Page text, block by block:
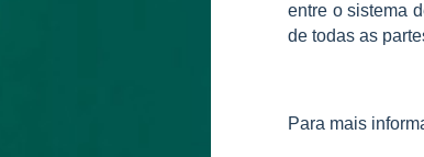
entre o sistema
de todas as
Para mais